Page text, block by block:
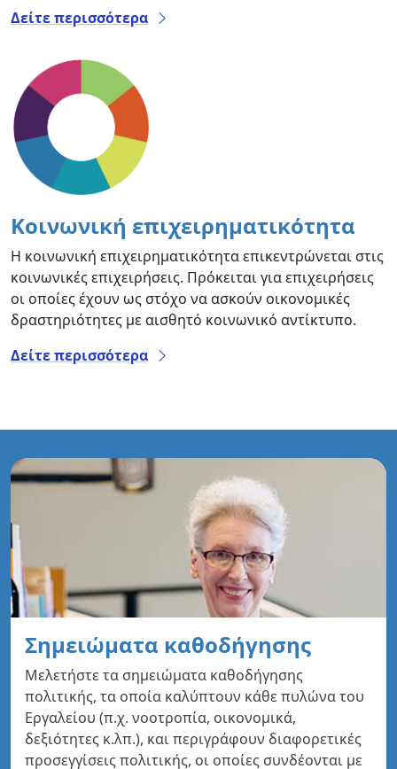
Δείτε περισσότερα
Κοινωνική επιχειρηματικότητα
Η κοινωνική επιχειρηματικότητα επικεντρώνεται στις
κοινωνικές επιχειρήσεις. Πρόκειται για επιχειρήσεις
οι οποίες έχουν ως στόχο να ασκούν οικονομικές
δραστηριότητες με αισθητό κοινωνικό αντίκτυπο.
Δείτε περισσότερα
Σημειώματα καθοδήγησης
Μελετήστε τα σημειώματα καθοδήγησης
πολιτικής, τα οποία καλύπτουν κάθε πυλώνα του
Εργαλείου (π.χ. νοοτροπία, οικονομικά,
δεξιότητες κ.λπ.), και περιγράφουν διαφορετικές
προσεγγίσεις πολιτικής, οι οποίες συνδέονται με